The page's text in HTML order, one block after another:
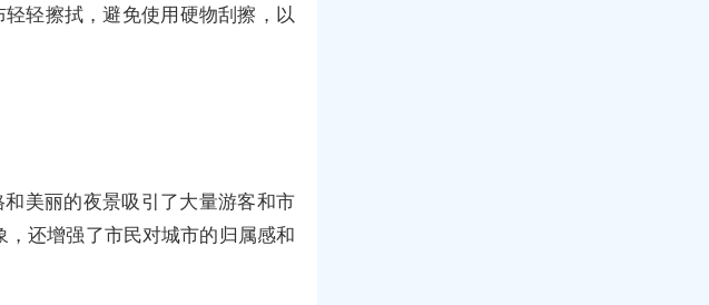
轻擦拭，避免使用硬物刮擦，以
美丽的夜景吸引了大量游客和市
还增强了市民对城市的归属感和